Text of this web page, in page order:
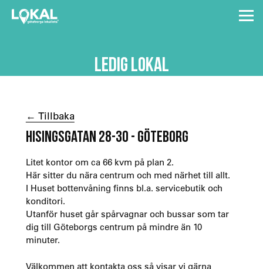
LEDIG LOKAL
← Tillbaka
HISINGSGATAN 28-30 - GÖTEBORG
Litet kontor om ca 66 kvm på plan 2.
Här sitter du nära centrum och med närhet till allt.
I Huset bottenvåning finns bl.a. servicebutik och
konditori.
Utanför huset går spårvagnar och bussar som tar
dig till Göteborgs centrum på mindre än 10
minuter.
Välkommen att kontakta oss så visar vi gärna